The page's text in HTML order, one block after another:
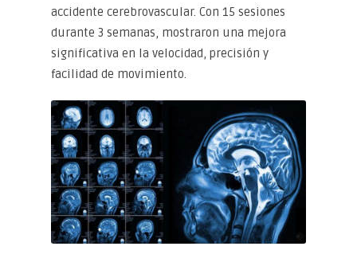
accidente cerebrovascular. Con 15 sesiones
durante 3 semanas, mostraron una mejora
significativa en la velocidad, precisión y
facilidad de movimiento.